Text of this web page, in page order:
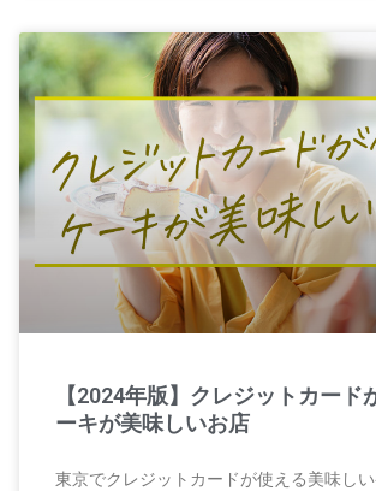
【2024年版】クレジットカード
ーキが美味しいお店
東京でクレジットカードが使える美味し